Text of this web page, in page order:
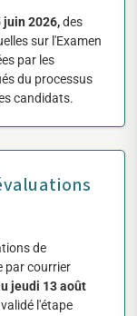
juin 2026,des
sur l'Examen
par les
du processus
candidats.
de
par courrier
jeudi 13 août
l'étape